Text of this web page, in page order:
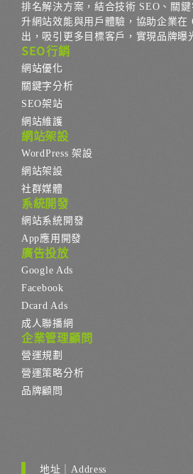
排名解決方案，結合技術 SEO、關
升網站效能與用戶體驗，協助企業在
出，吸引更多目標客戶，實現品牌曝
SEO行銷
網站優化
關鍵字分析
SEO架站
網站維護
網站架設
WordPress 架設
網站架設
社群媒體
系統開發
網站系統開發
App應用開發
廣告投放
Google Ads
Facebook
Dcard Ads
成人聯播網
企業管理顧問
營運規劃
營運策略分析
品牌顧問
地址｜Address